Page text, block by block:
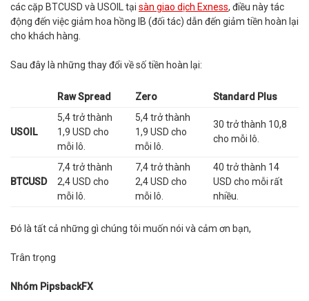
các cặp BTCUSD và USOIL tại sàn giao dịch Exness, điều này tác
động đến việc giảm hoa hồng IB (đối tác) dẫn đến giảm tiền hoàn lại
cho khách hàng.
Sau đây là những thay đổi về số tiền hoàn lại:
Raw Spread Zero Standard Plus
USOIL
5,4 trở thành
1,9 USD cho
mỗi lô.
5,4 trở thành
1,9 USD cho
mỗi lô.
30 trở thành 10,8
cho mỗi lô.
BTCUSD
7,4 trở thành
2,4 USD cho
mỗi lô.
7,4 trở thành
2,4 USD cho
mỗi lô.
40 trở thành 14
USD cho mỗi rất
nhiều.
Đó là tất cả những gì chúng tôi muốn nói và cảm ơn bạn,
Trân trọng
Nhóm PipsbackFX